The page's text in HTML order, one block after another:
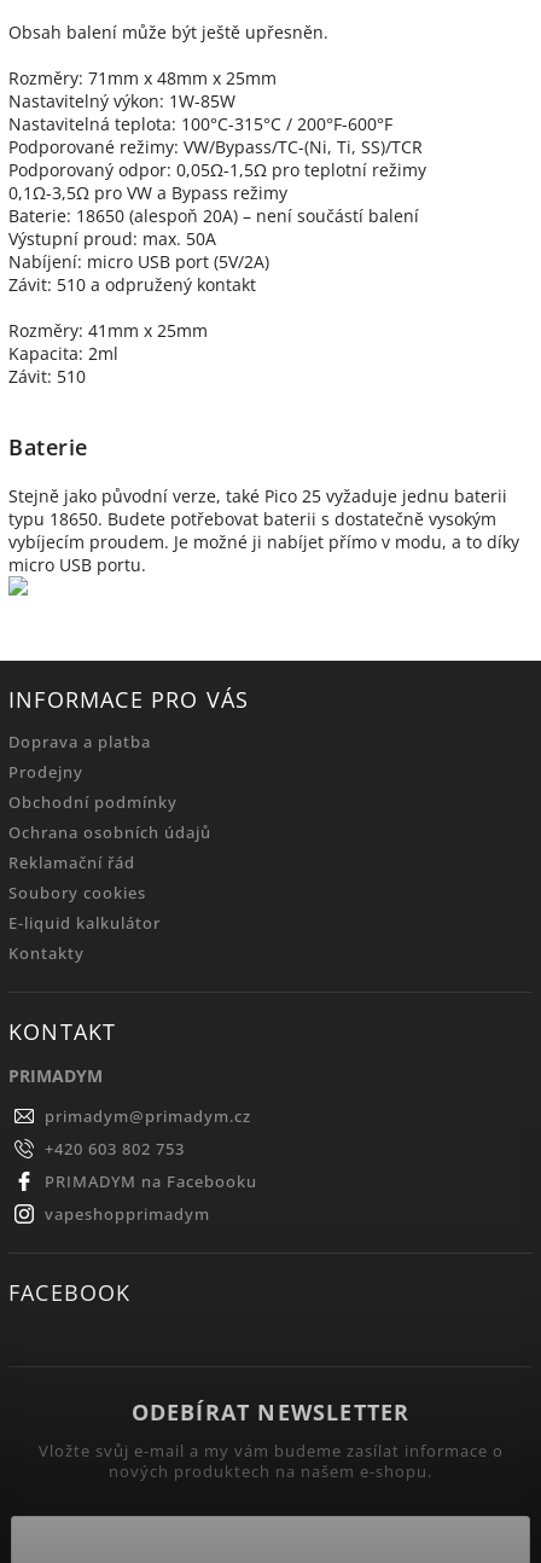
Obsah balení může být ještě upřesněn.
Rozměry: 71mm x 48mm x 25mm
Nastavitelný výkon: 1W-85W
Nastavitelná teplota: 100°C-315°C / 200°F-600°F
Podporované režimy: VW/Bypass/TC-(Ni, Ti, SS)/TCR
Podporovaný odpor: 0,05Ω-1,5Ω pro teplotní režimy
0,1Ω-3,5Ω pro VW a Bypass režimy
Baterie: 18650 (alespoň 20A) – není součástí balení
Výstupní proud: max. 50A
Nabíjení: micro USB port (5V/2A)
Závit: 510 a odpružený kontakt
Rozměry: 41mm x 25mm
Kapacita: 2ml
Závit: 510
Baterie
Stejně jako původní verze, také Pico 25 vyžaduje jednu baterii
typu 18650. Budete potřebovat baterii s dostatečně vysokým
vybíjecím proudem. Je možné ji nabíjet přímo v modu, a to díky
micro USB portu.
INFORMACE PRO VÁS
Doprava a platba
Prodejny
Obchodní podmínky
Ochrana osobních údajů
Reklamační řád
Soubory cookies
E-liquid kalkulátor
Kontakty
KONTAKT
PRIMADYM
primadym@primadym.cz
+420 603 802 753
PRIMADYM na Facebooku
vapeshopprimadym
FACEBOOK
ODEBÍRAT NEWSLETTER
Vložte svůj e-mail a my vám budeme zasílat informace o
nových produktech na našem e-shopu.